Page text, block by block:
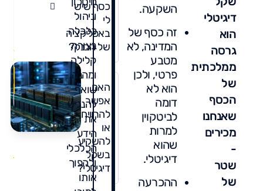
דיגיטלי
הוא
גרסה
ממלכתית
של
הכסף
שאנחנו
מכירים
-
שטר
של
השקעה.
זה כסף של
המדינה, לא
מטבע
פרטי, ולכן
הוא לא
דומה
לביטקוין
למרות
שהוא
דיגיטלי.
ההכרעה
כסף שיש
לי
באפליקציה
של הבנק?
האם
אפשר
להרוויח
או
להשקיע
בשקל
דיגיטלי?
וניהול
כלכלה
בצורה
קלילה
ומהנה.
שואף
להנגיש
את
הידע
הכלכלי
ולהפוך
אותו